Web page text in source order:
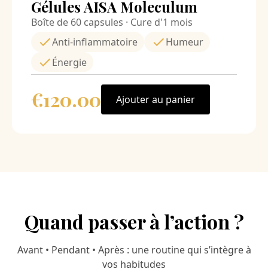
Gélules AISA Moleculum
Boîte de 60 capsules · Cure d'1 mois
Anti-inflammatoire
Humeur
Énergie
€120.00 Ajouter au panier
Quand passer à l’action ?
Avant • Pendant • Après : une routine qui s’intègre à
vos habitudes